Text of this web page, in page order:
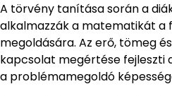
A törvény tanítása során a
alkalmazzák a matematikát a
megoldására. Az erő, tömeg
kapcsolat megértése fejleszti
a problémamegoldó